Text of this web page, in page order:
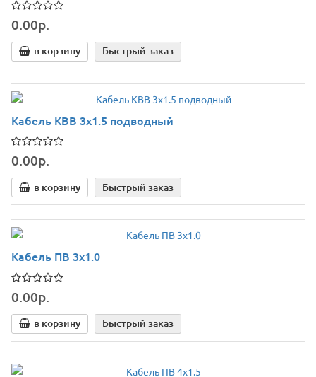
0.00р.
в корзину Быстрый заказ
Кабель КВВ 3х1.5 подводный
0.00р.
в корзину Быстрый заказ
Кабель ПВ 3х1.0
0.00р.
в корзину Быстрый заказ